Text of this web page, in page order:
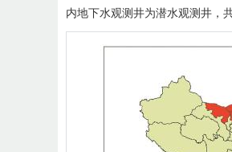
内地下水观测井为潜水观测井，